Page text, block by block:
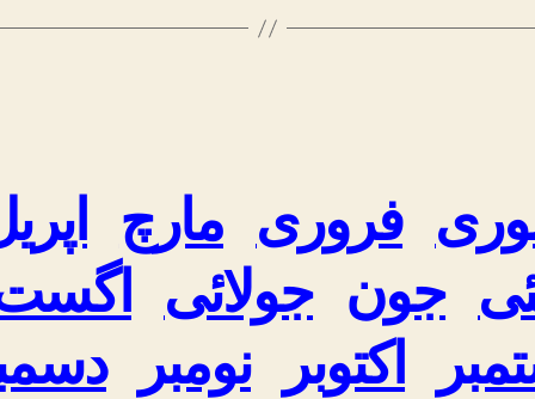
فروری مارچ
جون جولائی
اکتوبر نومبر